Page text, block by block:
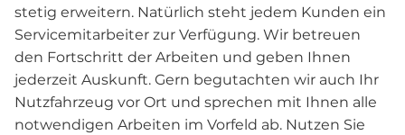
stetig erweitern. Natürlich steht jedem Kunden ein
Servicemitarbeiter zur Verfügung. Wir betreuen
den Fortschritt der Arbeiten und geben Ihnen
jederzeit Auskunft. Gern begutachten wir auch Ihr
Nutzfahrzeug vor Ort und sprechen mit Ihnen alle
notwendigen Arbeiten im Vorfeld ab. Nutzen Sie